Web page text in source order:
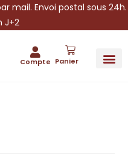
mail. Envoi postal sous 24h.
J+2
Compte Panier